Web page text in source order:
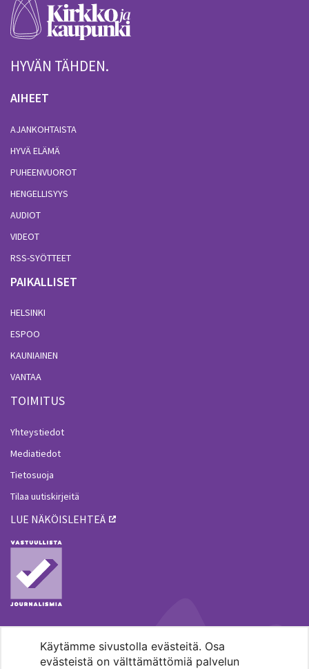
Käytämme sivustolla evästeitä. Osa
evästeistä on välttämättömiä palvelun
HYVÄN TÄHDEN.
AIHEET
AJANKOHTAISTA
HYVÄ ELÄMÄ
PUHEENVUOROT
HENGELLISYYS
AUDIOT
VIDEOT
RSS-SYÖTTEET
PAIKALLISET
HELSINKI
ESPOO
KAUNIAINEN
VANTAA
TOIMITUS
Yhteystiedot
Mediatiedot
Tietosuoja
Tilaa uutiskirjeitä
LUE NÄKÖISLEHTEÄ
MENOHAKU